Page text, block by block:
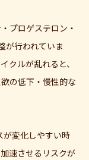
プロゲステロン・
が行われていま
クルが乱れると、
の低下・慢性的な
が変化しやすい時
速させるリスクが